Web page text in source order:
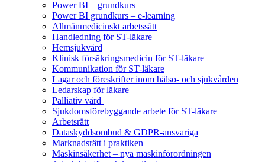
Power BI – grundkurs
Power BI grundkurs – e-learning
Allmänmedicinskt arbetssätt
Handledning för ST-läkare
Hemsjukvård
Klinisk försäkringsmedicin för ST-läkare
Kommunikation för ST-läkare
Lagar och föreskrifter inom hälso- och sjukvården
Ledarskap för läkare
Palliativ vård
Sjukdomsförebyggande arbete för ST-läkare
Arbetsrätt
Dataskyddsombud & GDPR-ansvariga
Marknadsrätt i praktiken
Maskinsäkerhet – nya maskinförordningen